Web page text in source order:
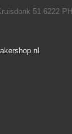
51 6222 PH